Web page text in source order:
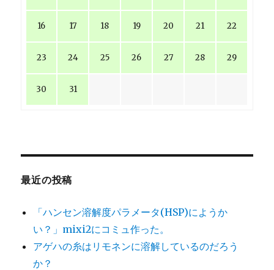
16 17 18 19 20 21 22
23 24 25 26 27 28 29
30 31
最近の投稿
「ハンセン溶解度パラメータ(HSP)にようか
い？」mixi2にコミュ作った。
アゲハの糸はリモネンに溶解しているのだろう
か？